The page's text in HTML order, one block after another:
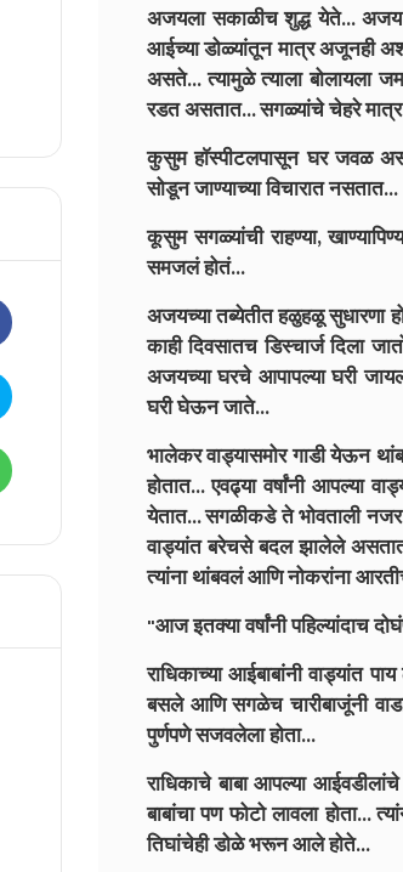
अजयला सकाळीच शुद्ध येते... अजय
आईच्या डोळ्यांतून मात्र अजूनही
असते... त्यामुळे त्याला बोलायला
रडत असतात... सगळ्यांचे चेहरे
कुसुम हाॅस्पीटलपासून घर जवळ
सोडून जाण्याच्या विचारात नसतात...
कूसुम सगळ्यांची राहण्या,
समजलं होतं...
अजयच्या तब्येतीत हळुहळू सुधारणा
काही दिवसातच डिस्चार्ज दिला
अजयच्या घरचे आपापल्या घरी
घरी घेऊन जाते...
भालेकर वाड्यासमोर गाडी येऊन
होतात... एवढ्या वर्षांनी आपल्या
येतात... सगळीकडे ते भोवताली
वाड्यांत बरेचसे बदल झालेले
त्यांना थांबवलं आणि नोकरांना
"आज इतक्या वर्षांनी पहिल्यांदाच
राधिकाच्या आईबाबांनी
बसले आणि सगळेच चारीबाजूंनी
पुर्णपणे सजवलेला होता...
राधिकाचे बाबा आपल्या
बाबांचा पण फोटो लावला
तिघांचेही डोळे भरून आले होते...